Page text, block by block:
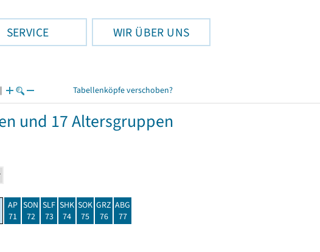
SERVICE WIR ÜBER UNS
| Tabellenköpfe verschoben?
und 17 Altersgruppen
AP
71
SON
72
SLF
73
SHK
74
SOK
75
GRZ
76
ABG
77